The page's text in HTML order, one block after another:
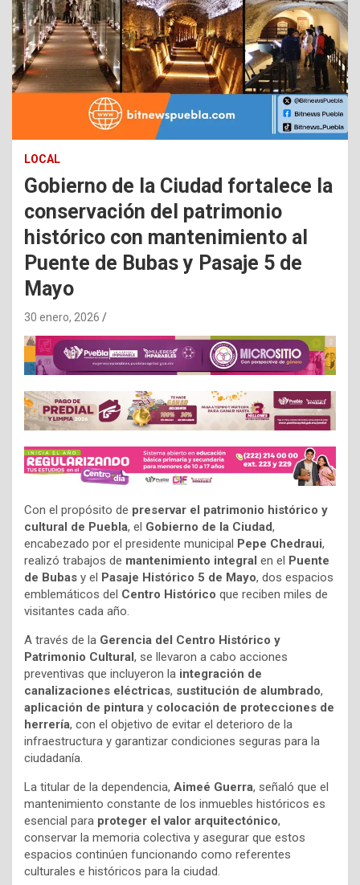
LOCAL
Gobierno de la Ciudad fortalece la
conservación del patrimonio
histórico con mantenimiento al
Puente de Bubas y Pasaje 5 de
Mayo
30 enero, 2026
Con el propósito de preservar el patrimonio histórico y
cultural de Puebla, el Gobierno de la Ciudad,
encabezado por el presidente municipal Pepe Chedraui,
realizó trabajos de mantenimiento integral en el Puente
de Bubas y el Pasaje Histórico 5 de Mayo, dos espacios
emblemáticos del Centro Histórico que reciben miles de
visitantes cada año.
A través de la Gerencia del Centro Histórico y
Patrimonio Cultural, se llevaron a cabo acciones
preventivas que incluyeron la integración de
canalizaciones eléctricas, sustitución de alumbrado,
aplicación de pintura y colocación de protecciones de
herrería, con el objetivo de evitar el deterioro de la
infraestructura y garantizar condiciones seguras para la
ciudadanía.
La titular de la dependencia, Aimeé Guerra, señaló que el
mantenimiento constante de los inmuebles históricos es
esencial para proteger el valor arquitectónico,
conservar la memoria colectiva y asegurar que estos
espacios continúen funcionando como referentes
culturales e históricos para la ciudad.